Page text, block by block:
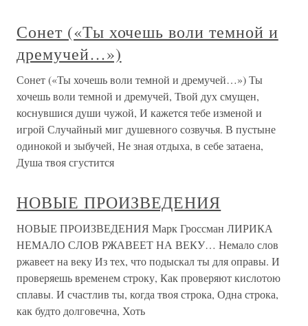
Сонет («Ты хочешь воли темной и
дремучей…»)
Сонет («Ты хочешь воли темной и дремучей…») Ты
хочешь воли темной и дремучей, Твой дух смущен,
коснувшися души чужой, И кажется тебе изменой и
игрой Случайный миг душевного созвучья. В пустыне
одинокой и зыбучей, Не зная отдыха, в себе затаена,
Душа твоя сгустится
НОВЫЕ ПРОИЗВЕДЕНИЯ
НОВЫЕ ПРОИЗВЕДЕНИЯ Марк Гроссман ЛИРИКА
НЕМАЛО СЛОВ РЖАВЕЕТ НА ВЕКУ… Немало слов
ржавеет на веку Из тех, что подыскал ты для оправы. И
проверяешь временем строку, Как проверяют кислотою
сплавы. И счастлив ты, когда твоя строка, Одна строка,
как будто долговечна, Хоть